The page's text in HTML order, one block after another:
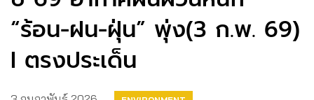
“ร้อน-ฝน-ฝุ่น” พุ่ง(3 ก.พ. 69)
I ตรงประเด็น